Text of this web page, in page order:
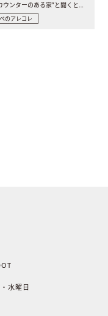
“バーカウンターのある家”と聞くと、少し特別な、大人のための..
のアレコレ
水曜日